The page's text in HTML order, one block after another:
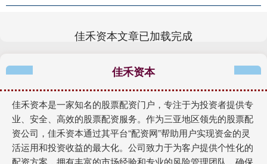
佳禾资本文章已加载完成
佳禾资本
佳禾资本是一家知名的股票配资门户，专注于为投资者提供专
业、安全、高效的股票配资服务。作为三亚地区领先的股票配
资公司，佳禾资本通过其平台“配资网”帮助用户实现资金的灵
活运用和投资收益的最大化。公司致力于为客户提供个性化的
配资方案，拥有丰富的市场经验和专业的风险管理团队，确保